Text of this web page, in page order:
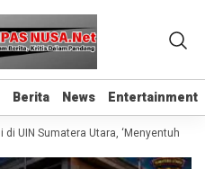
Berita News Entertainment
Berita News Entertainment
Sumatera Utara, ‘Menyentuh Hati